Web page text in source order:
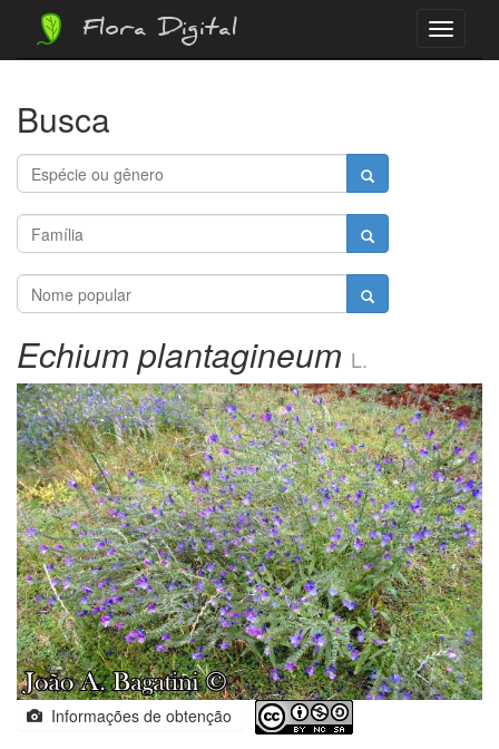
Menu
Flora Digital
Busca
Echium plantagineum L.
Informações de obtenção